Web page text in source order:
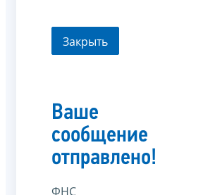
Закрыть
Ваше
сообщение
отправлено!
ФНС